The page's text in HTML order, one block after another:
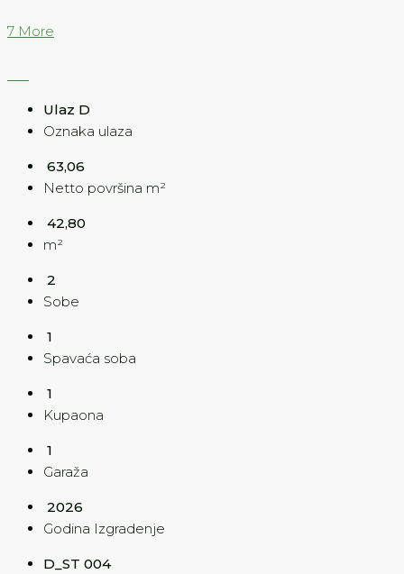
7 More
Ulaz D
Oznaka ulaza
63,06
Netto površina m²
42,80
m²
2
Sobe
1
Spavaća soba
1
Kupaona
1
Garaža
2026
Godina Izgradenje
D_ST 004